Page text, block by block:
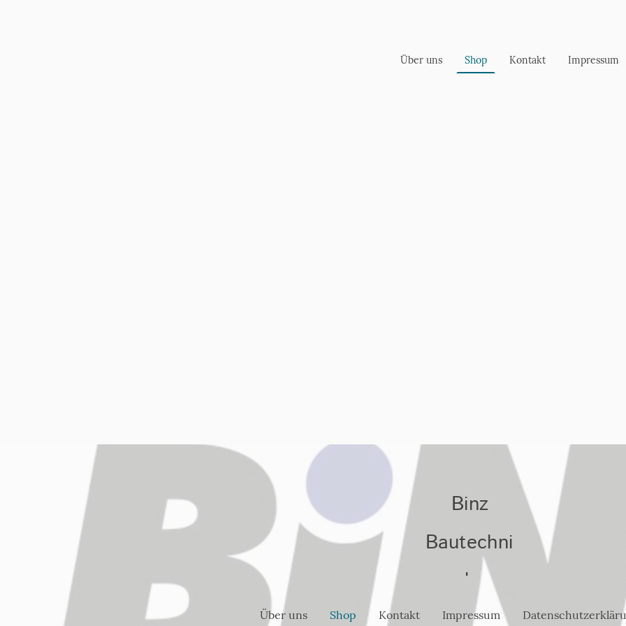
Über uns Shop Kontakt Impressum
Binz
Bautechni
k
Über uns Shop Kontakt Impressum